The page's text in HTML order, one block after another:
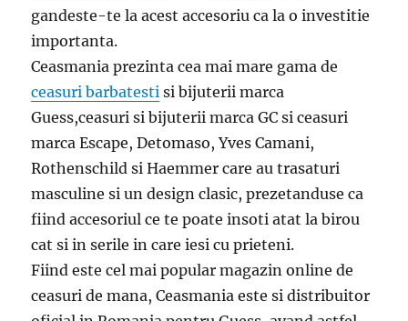
gandeste-te la acest accesoriu ca la o investitie
importanta.
Ceasmania prezinta cea mai mare gama de
ceasuri barbatesti si bijuterii marca
Guess,ceasuri si bijuterii marca GC si ceasuri
marca Escape, Detomaso, Yves Camani,
Rothenschild si Haemmer care au trasaturi
masculine si un design clasic, prezetanduse ca
fiind accesoriul ce te poate insoti atat la birou
cat si in serile in care iesi cu prieteni.
Fiind este cel mai popular magazin online de
ceasuri de mana, Ceasmania este si distribuitor